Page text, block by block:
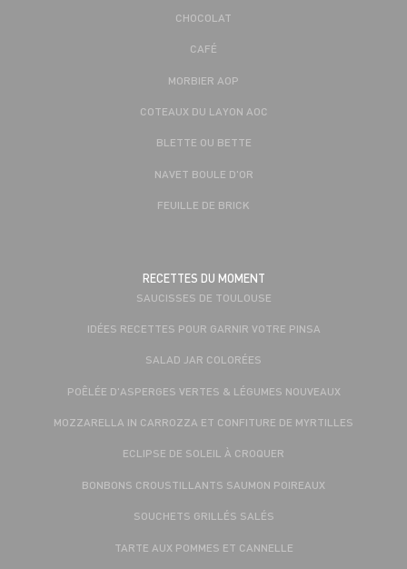
CHOCOLAT
CAFÉ
MORBIER AOP
COTEAUX DU LAYON AOC
BLETTE OU BETTE
NAVET BOULE D'OR
FEUILLE DE BRICK
RECETTES DU MOMENT
SAUCISSES DE TOULOUSE
IDÉES RECETTES POUR GARNIR VOTRE PINSA
SALAD JAR COLORÉES
POÊLÉE D'ASPERGES VERTES & LÉGUMES NOUVEAUX
MOZZARELLA IN CARROZZA ET CONFITURE DE MYRTILLES
ECLIPSE DE SOLEIL À CROQUER
BONBONS CROUSTILLANTS SAUMON POIREAUX
SOUCHETS GRILLÉS SALÉS
TARTE AUX POMMES ET CANNELLE